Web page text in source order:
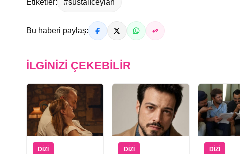
Etiketler: #sustalıceylan
Bu haberi paylaş:
İLGINIZI ÇEKEBILIR
DIZI DIZI DIZI